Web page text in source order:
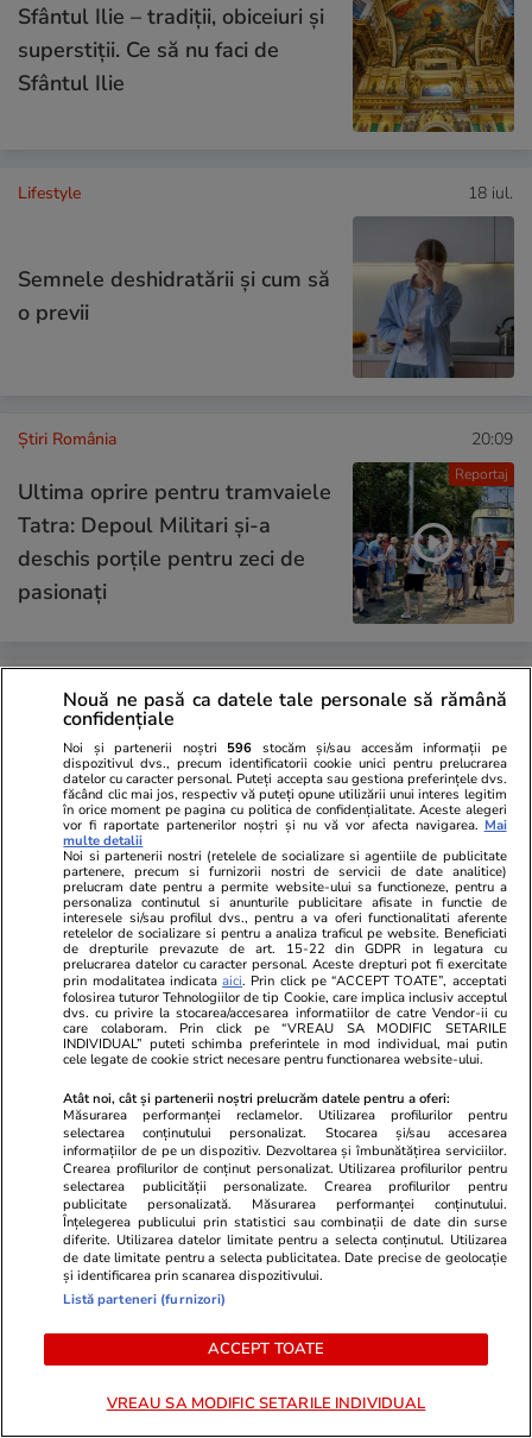
Sfântul Ilie – tradiții, obiceiuri și
superstiții. Ce să nu faci de
Sfântul Ilie
Lifestyle 18 iul.
Semnele deshidratării și cum să
o previi
Reportaj
Știri România 20:09
Ultima oprire pentru tramvaiele
Tatra: Depoul Militari și-a
deschis porțile pentru zeci de
pasionați
Dumitru Udrescu a murit. În
1965 a creat Teleenciclopedia
la TVR, cea mai longevivă
emisiune din România
Știri România 17:24
Recomandările pentru
populație în timpul codului roșu
de furtuni, vijelii și grindină. Ce
sunt sfătuiți oamenii să facă:
„Închideți toate ferestrele”
Știri România 16:49
Ținte aeriene detectate lângă
granița cu Ucraina. A fost emis
un mesaj RO-Alert în nordul
județului Tulcea
Nouă ne pasă ca datele tale personale să rămână
confidențiale
Noi și partenerii noștri 596 stocăm și/sau accesăm informații pe
dispozitivul dvs., precum identificatorii cookie unici pentru prelucrarea
datelor cu caracter personal. Puteți accepta sau gestiona preferințele dvs.
făcând clic mai jos, respectiv vă puteți opune utilizării unui interes legitim
în orice moment pe pagina cu politica de confidențialitate. Aceste alegeri
vor fi raportate partenerilor noștri și nu vă vor afecta navigarea. Mai
multe detalii
Noi si partenerii nostri (retelele de socializare si agentiile de publicitate
partenere, precum si furnizorii nostri de servicii de date analitice)
prelucram date pentru a permite website-ului sa functioneze, pentru a
personaliza continutul si anunturile publicitare afisate in functie de
interesele si/sau profilul dvs., pentru a va oferi functionalitati aferente
retelelor de socializare si pentru a analiza traficul pe website. Beneficiati
de drepturile prevazute de art. 15-22 din GDPR in legatura cu
prelucrarea datelor cu caracter personal. Aceste drepturi pot fi exercitate
prin modalitatea indicataaici. Prin click pe “ACCEPT TOATE”, acceptati
folosirea tuturor Tehnologiilor de tip Cookie, care implica inclusiv acceptul
dvs. cu privire la stocarea/accesarea informatiilor de catre Vendor-ii cu
care colaboram. Prin click pe “VREAU SA MODIFIC SETARILE
INDIVIDUAL” puteti schimba preferintele in mod individual, mai putin
cele legate de cookie strict necesare pentru functionarea website-ului.
Atât noi, cât și partenerii noștri prelucrăm datele pentru a oferi:
Măsurarea performanței reclamelor. Utilizarea profilurilor pentru
selectarea conținutului personalizat. Stocarea și/sau accesarea
informațiilor de pe un dispozitiv. Dezvoltarea și îmbunătățirea serviciilor.
Crearea profilurilor de conținut personalizat. Utilizarea profilurilor pentru
selectarea publicității personalizate. Crearea profilurilor pentru
publicitate personalizată. Măsurarea performanței conținutului.
Înțelegerea publicului prin statistici sau combinații de date din surse
diferite. Utilizarea datelor limitate pentru a selecta conținutul. Utilizarea
de date limitate pentru a selecta publicitatea. Date precise de geolocație
și identificarea prin scanarea dispozitivului.
Listă parteneri (furnizori)
ACCEPT TOATE
VREAU SA MODIFIC SETARILE INDIVIDUAL